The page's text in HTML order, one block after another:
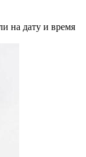
на дату и время